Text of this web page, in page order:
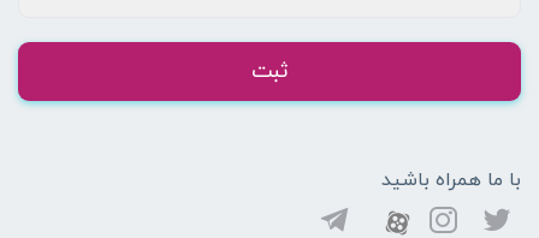
ثبت
با ما همراه باشید